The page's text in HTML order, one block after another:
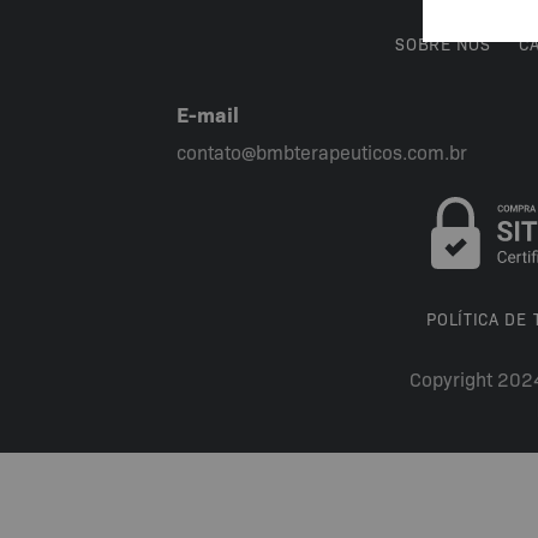
SOBRE NÓS
E-mail
contato@bmbterapeuticos.com.br
POLÍTICA DE
Copyright